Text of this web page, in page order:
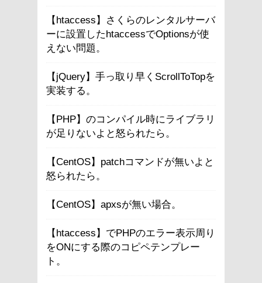
【htaccess】さくらのレンタルサーバ
ーに設置したhtaccessでOptionsが使
えない問題。
【jQuery】手っ取り早くScrollToTopを
実装する。
【PHP】のコンパイル時にライブラリ
が足りないよと怒られたら。
【CentOS】patchコマンドが無いよと
怒られたら。
【CentOS】apxsが無い場合。
【htaccess】でPHPのエラー表示周り
をONにする際のコピペテンプレー
ト。